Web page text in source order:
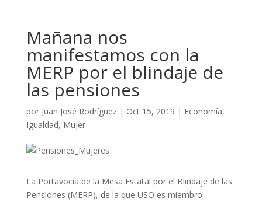
Mañana nos
manifestamos con la
MERP por el blindaje de
las pensiones
por Juan José Rodríguez| Oct 15, 2019 | Economía,
Igualdad, Mujer
La Portavocía de la Mesa Estatal por el Blindaje de las
Pensiones (MERP), de la que USO es miembro